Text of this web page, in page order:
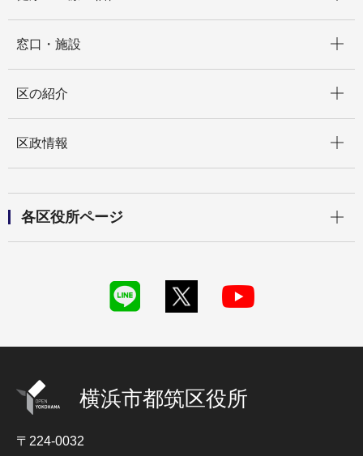
窓口・施設
区の紹介
区政情報
各区役所ページ
横浜市都筑区役所
〒224-0032